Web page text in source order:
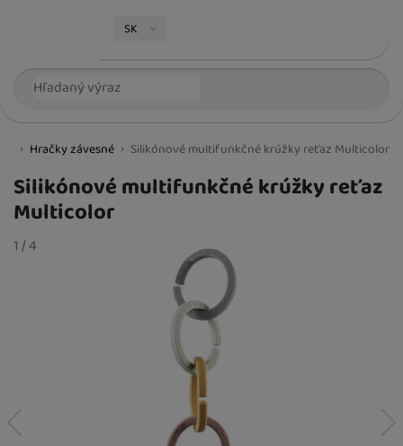
Jazyková verzia
SK
Vyhľadávanie
Hračky závesné Silikónové multifunkčné krúžky reťaz Multicolor
Silikónové multifunkčné krúžky reťaz
Multicolor
Fotografie
slide
1 /z
4